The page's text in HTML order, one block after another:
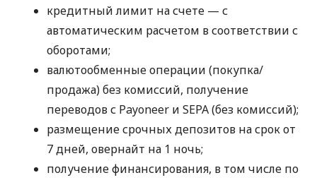
кредитный лимит на счете — с
автоматическим расчетом в соответствии с
оборотами;
валютообменные операции (покупка/
продажа) без комиссий, получение
переводов с Payoneer и SEPA (без комиссий);
размещение срочных депозитов на срок от
7 дней, овернайт на 1 ночь;
получение финансирования, в том числе по